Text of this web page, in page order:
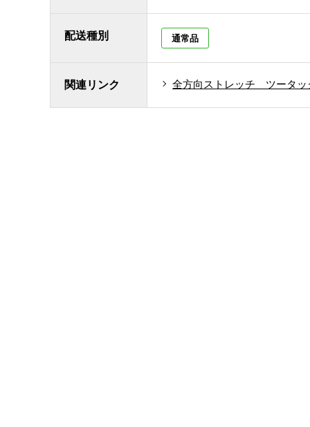
配送種別 通常品
関連リンク 全方向ストレッチ ツータ